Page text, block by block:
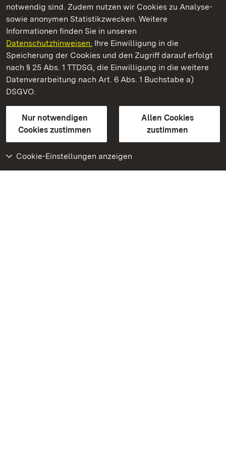
notwendig sind. Zudem nutzen wir Cookies zu Analyse-
sowie anonymen Statistikzwecken. Weitere
Informationen finden Sie in unseren
Datenschutzhinweisen. Ihre Einwilligung in die
Speicherung der Cookies und den Zugriff darauf erfolgt
nach § 25 Abs. 1 TTDSG, die Einwilligung in die weitere
Datenverarbeitung nach Art. 6 Abs. 1 Buchstabe a)
DSGVO.
Nur notwendigen
Cookies zustimmen
Allen Cookies
zustimmen
Cookie-Einstellungen anzeigen
Staatliche Schlösser und Gärten Baden‑Württemberg
Staatliche Schlösser und Gärten Baden-Württemberg
Kontakt
GebärdenspracheLeichte Sprache
Erklärung zur Barrierefreiheit
BITV-konform (geprüfte Seiten)
Weiteres